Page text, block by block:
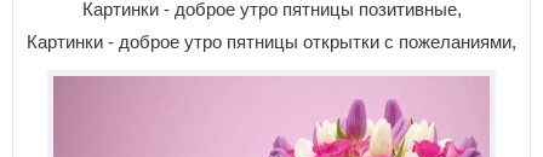
Картинки - доброе утро пятницы позитивные,
Картинки - доброе утро пятницы открытки с пожеланиями,